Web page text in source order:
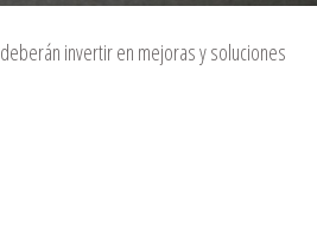
deberán invertir en mejoras y soluciones